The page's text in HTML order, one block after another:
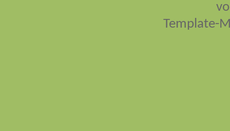
Template-